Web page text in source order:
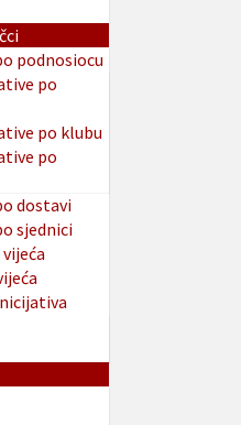
podnosiocu
po
po klubu
po
dostavi
sjednici